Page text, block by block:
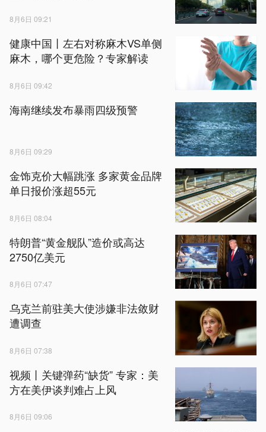
8月6日 09:21
健康中国丨左右对称麻木VS单侧
麻木，哪个更危险？专家解读
8月6日 09:42
海南继续发布暴雨四级预警
8月6日 09:29
金饰克价大幅跳涨 多家黄金品牌
单日报价涨超55元
8月6日 08:04
特朗普“黄金舰队”造价或高达
2750亿美元
8月6日 07:47
乌克兰前驻美大使涉嫌非法敛财
遭调查
8月6日 07:38
视频丨关键弹药“缺货” 专家：美
方在美伊谈判难占上风
8月6日 09:06